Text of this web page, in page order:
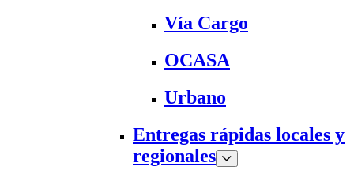
Vía Cargo
OCASA
Urbano
Entregas rápidas locales y
regionales